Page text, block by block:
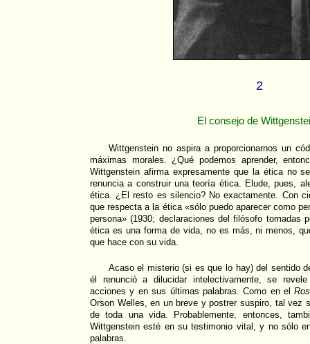
2
El consejo de
Wittgenstein no aspira a proporcionarnos un
máximas morales. ¿Qué podemos aprender,
Wittgenstein afirma expresamente que la ética no
renuncia a construir una teoría ética. Elude, pues,
ética. ¿El resto es silencio? No exactamente. Con
que respecta a la ética «sólo puedo aparecer como
persona» (1930; declaraciones del filósofo tomadas
ética es una forma de vida, no es más, ni menos,
que hace con su vida.
Acaso el misterio (si es que lo hay) del sentido
él renunció a dilucidar intelectivamente, se
acciones y en sus últimas palabras. Como en el
Orson Welles, en un breve y postrer suspiro, tal vez
de toda una vida. Probablemente, entonces,
Wittgenstein esté en su testimonio vital, y no sólo
palabras.